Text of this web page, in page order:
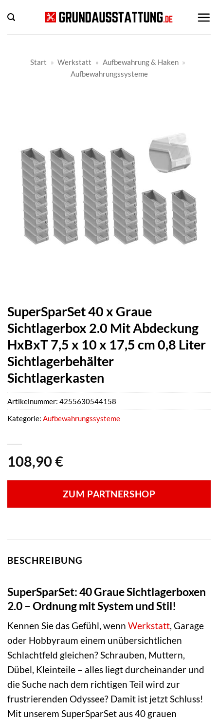
Inhalt
springen
Start » Werkstatt » Aufbewahrung & Haken »
Aufbewahrungssysteme
SuperSparSet 40 x Graue
Sichtlagerbox 2.0 Mit Abdeckung
HxBxT 7,5 x 10 x 17,5 cm 0,8 Liter
Sichtlagerbehälter
Sichtlagerkasten
108,90 €
ZUM PARTNERSHOP
Artikelnummer: 4255630544158
Kategorie: Aufbewahrungssysteme
BESCHREIBUNG
SuperSparSet: 40 Graue Sichtlagerboxen
2.0 – Ordnung mit System und Stil!
Kennen Sie das Gefühl, wenn Werkstatt, Garage
oder Hobbyraum einem unübersichtlichen
Schlachtfeld gleichen? Schrauben, Muttern,
Dübel, Kleinteile – alles liegt durcheinander und
die Suche nach dem richtigen Teil wird zur
frustrierenden Odyssee? Damit ist jetzt Schluss!
Mit unserem SuperSparSet aus 40 grauen